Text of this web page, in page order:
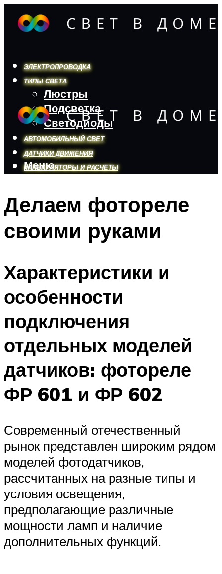
ЭЛЕКТРОПРОВОДКА
ТИПЫ СВЕТА
Люстры
Подсветка
Светодиоды
АВТОМОБИЛЬНЫЙ СВЕТ
ДАТЧИКИ ДВИЖЕНИЯ
КАЛЬКУЛЯТОРЫ И РАСЧЕТЫ
Меню
Меню
Делаем фотореле
своими руками
Характеристики и
особенности
подключения
отдельных моделей
датчиков: фотореле
ФР 601 и ФР 602
Современный отечественный
рынок представлен широким рядом
моделей фотодатчиков,
рассчитанных на разные типы и
условия освещения,
предполагающие различные
мощности ламп и наличие
дополнительных функций.